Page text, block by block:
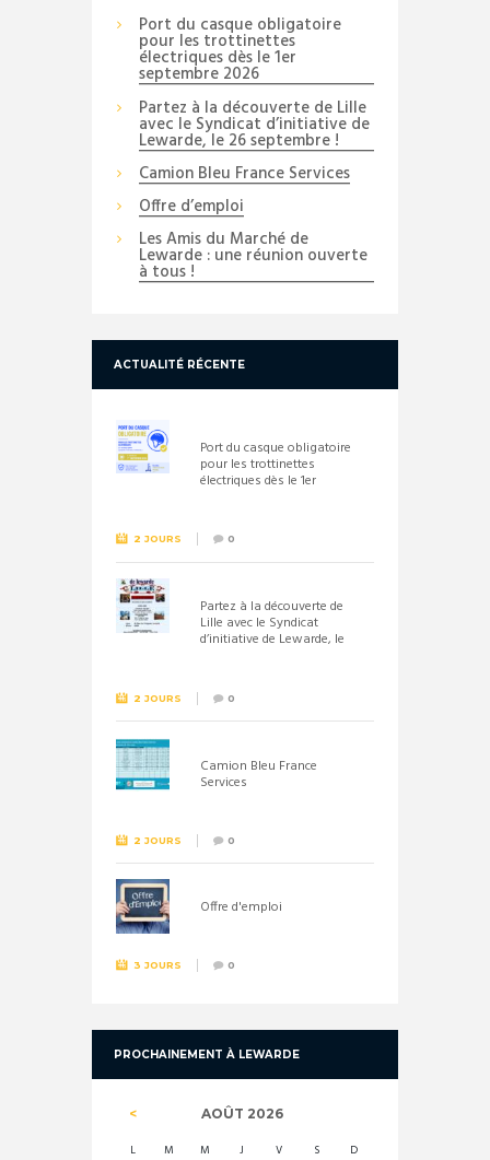
Port du casque obligatoire
pour les trottinettes
électriques dès le 1er
septembre 2026
Partez à la découverte de Lille
avec le Syndicat d’initiative de
Lewarde, le 26 septembre !
Camion Bleu France Services
Offre d’emploi
Les Amis du Marché de
Lewarde : une réunion ouverte
à tous !
ACTUALITÉ RÉCENTE
Port du casque obligatoire
pour les trottinettes
électriques dès le 1er
2 JOURS 0
Partez à la découverte de
Lille avec le Syndicat
d’initiative de Lewarde, le
2 JOURS 0
Camion Bleu France
Services
2 JOURS 0
Offre d'emploi
3 JOURS 0
PROCHAINEMENT À LEWARDE
AOÛT 2026
L M M J V S D